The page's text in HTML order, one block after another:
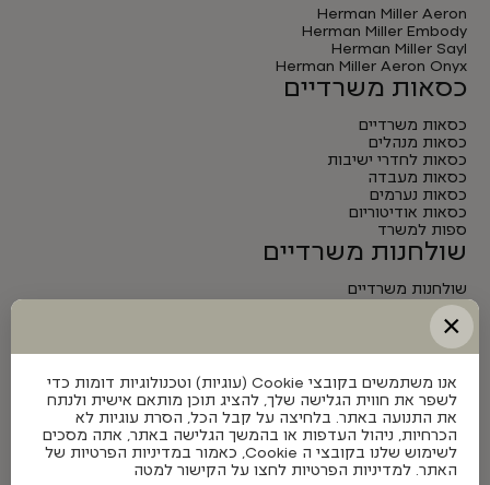
Herman Miller Aeron
Herman Miller Embody
Herman Miller Sayl
Herman Miller Aeron Onyx
כסאות משרדיים
כסאות משרדיים
כסאות מנהלים
כסאות לחדרי ישיבות
כסאות מעבדה
כסאות נערמים
כסאות אודיטוריום
ספות למשרד
שולחנות משרדיים
שולחנות משרדיים
שולחנות מנהלים
שולחנות לחדרי ישיבות
שולחנות מתכווננים חשמליים
×
אנו משתמשים בקובצי Cookie (עוגיות) וטכנולוגיות דומות כדי
לשפר את חווית הגלישה שלך, להציג תוכן מותאם אישית ולנתח
את התנועה באתר. בלחיצה על קבל הכל, הסרת עוגיות לא
הכרחיות, ניהול העדפות או בהמשך הגלישה באתר, אתה מסכים
לשימוש שלנו בקובצי ה Cookie, כאמור במדיניות הפרטיות של
האתר. למדיניות הפרטיות לחצו על הקישור למטה